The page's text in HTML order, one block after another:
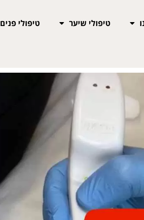
טיפולי שיער טיפולי פנים